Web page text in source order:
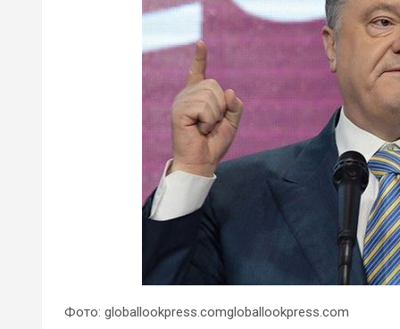
Фото: globallookpress.comgloballookpress.com